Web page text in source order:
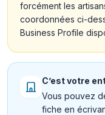
forcément les
coordonnées ci-
Business Profile
C’est votre
Vous pouvez
fiche en